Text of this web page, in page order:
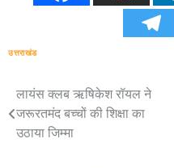
उत्तराखंड
Post
navigation
लायंस क्लब ऋषिकेश रॉयल ने
जरूरतमंद बच्चों की शिक्षा का
उठाया जिम्मा